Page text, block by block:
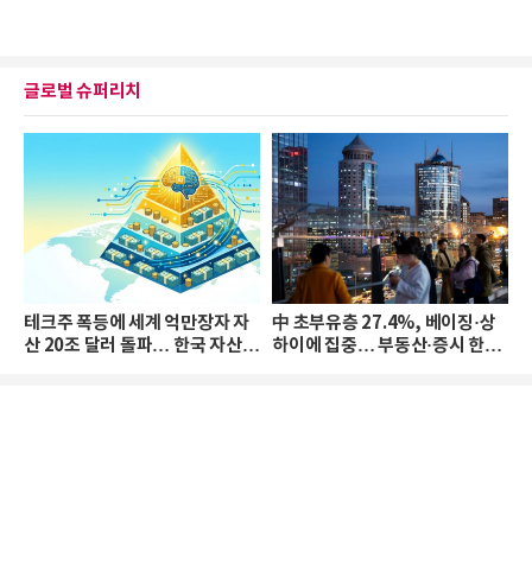
글로벌 슈퍼리치
테크주 폭등에 세계 억만장자 자
산 20조 달러 돌파… 한국 자산
中 초부유층 27.4%, 베이징·상
하이에 집중… 부동산·증시 한파